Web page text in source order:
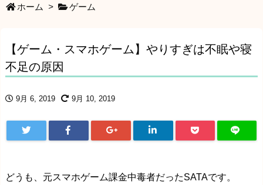
ホーム > ゲーム
【ゲーム・スマホゲーム】やりすぎは不眠や寝
不足の原因
9月 6, 2019 9月 10, 2019
どうも、元スマホゲーム課金中毒者だったSATAです。